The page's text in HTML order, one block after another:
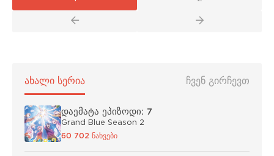
ᲐᲮᲐᲚᲘ ᲡᲔᲠᲘᲐ ᲩᲕᲔᲜ ᲒᲘᲠᲩᲔᲕᲗ
დაემატა ეპიზოდი: 7
Grand Blue Season 2
60 702 ნახვები